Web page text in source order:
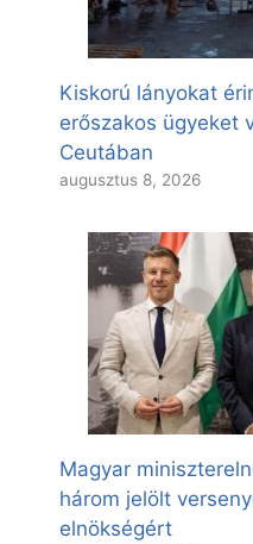
Kiskorú lányokat
erőszakos ügyeket
Ceutában
augusztus 8, 2026
Magyar
három jelölt
elnökségért